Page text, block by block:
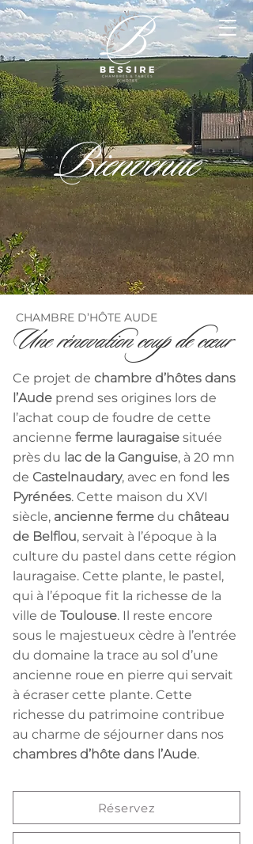
Bienvenue
CHAMBRE D’HÔTE AUDE
Une rénovation coup de cœur
Ce projet de chambre d’hôtes dans
l’Aude prend ses origines lors de
l’achat coup de foudre de cette
ancienne ferme lauragaise située
près du lac de la Ganguise, à 20 mn
de Castelnaudary, avec en fond les
Pyrénées. Cette maison du XVI
siècle, ancienne ferme du château
de Belflou, servait à l’époque à la
culture du pastel dans cette région
lauragaise. Cette plante, le pastel,
qui à l’époque fit la richesse de la
ville de Toulouse. Il reste encore
sous le majestueux cèdre à l’entrée
du domaine la trace au sol d’une
ancienne roue en pierre qui servait
à écraser cette plante. Cette
richesse du patrimoine contribue
au charme de séjourner dans nos
chambres d’hôte dans l’Aude.
Réservez